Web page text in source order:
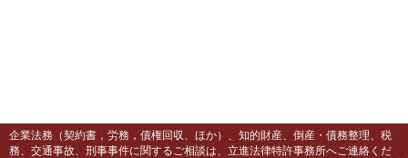
企業法務（契約書，労務，債権回収、ほか）、知的財産、倒産・債務整理、税
務、交通事故、刑事事件に関するご相談は、立進法律特許事務所へご連絡くだ